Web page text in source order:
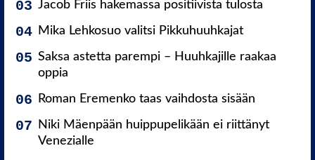
Jacob Friis hakemassa positiivista tulosta
Mika Lehkosuo valitsi Pikkuhuuhkajat
Saksa astetta parempi – Huuhkajille raakaa
oppia
Roman Eremenko taas vaihdosta sisään
Niki Mäenpään huippupelikään ei riittänyt
Venezialle